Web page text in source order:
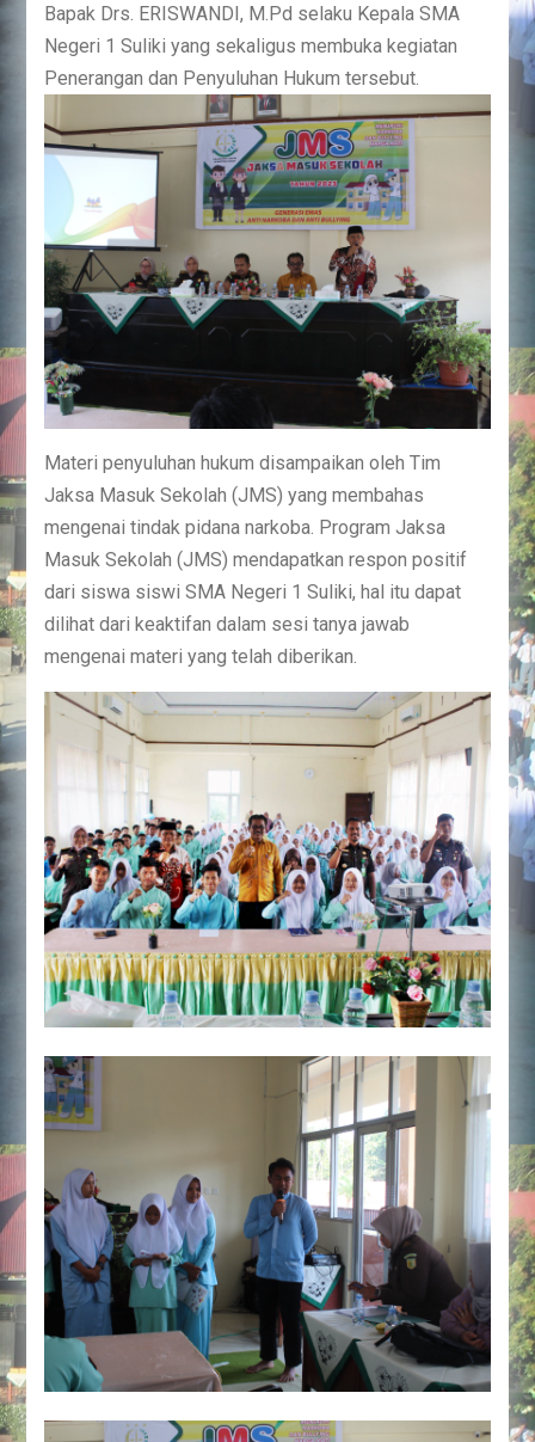
Bapak Drs. ERISWANDI, M.Pd selaku Kepala SMA
Negeri 1 Suliki yang sekaligus membuka kegiatan
Penerangan dan Penyuluhan Hukum tersebut.
Materi penyuluhan hukum disampaikan oleh Tim
Jaksa Masuk Sekolah (JMS) yang membahas
mengenai tindak pidana narkoba. Program Jaksa
Masuk Sekolah (JMS) mendapatkan respon positif
dari siswa siswi SMA Negeri 1 Suliki, hal itu dapat
dilihat dari keaktifan dalam sesi tanya jawab
mengenai materi yang telah diberikan.